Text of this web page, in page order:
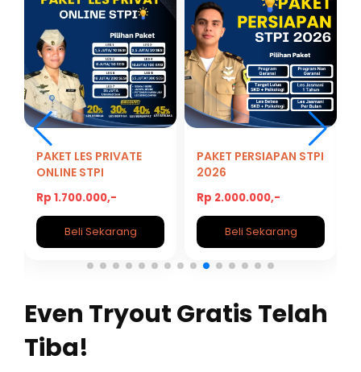
PAKET LES PRIVATE
ONLINE STPI
Rp 1.700.000,-
Beli Sekarang
PAKET PERSIAPAN STPI
2026
Rp 2.000.000,-
Beli Sekarang
Even Tryout Gratis Telah
Tiba!